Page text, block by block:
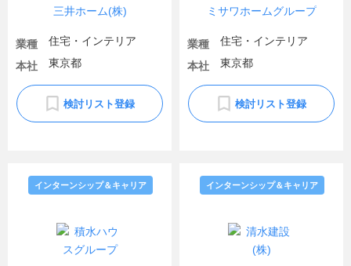
三井ホーム(株)
業種
住宅・インテリア
本社
東京都
検討リスト登録
ミサワホームグループ
業種
住宅・インテリア
本社
東京都
検討リスト登録
インターンシップ＆キャリア インターンシップ＆キャリア